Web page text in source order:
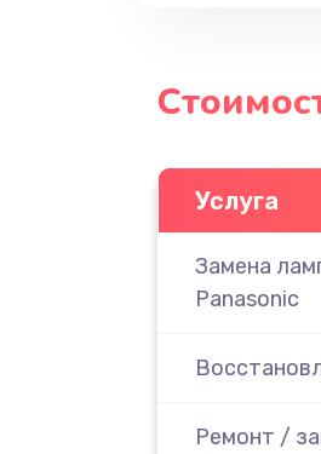
Услуга
Замена
Panasonic
Ремонт /